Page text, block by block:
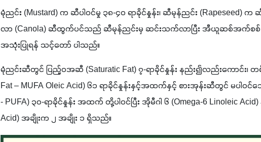
မုံညင်း (Mustard) က ဆီပါဝင်မှု ၃၈-၄၀ ရာခိုင်နှုန်း၊ ဆီမုန်ညင်း (Rapeseed)
လာ (Canola) ဆီထွက်ပင်သည် ဆီမုန်ညင်းမှ ဆင်းသက်လာပြီး အီယူဆစ်အက်စစ်
အသုံးပြုရန် သင့်တော် ပါသည်။
မုံညင်းဆီတွင် ပြည့်ဝအဆီ (Saturatic Fat) ၇-ရာခိုင်နှုန်း နည်း၍လည်းကောင်း၊
Fat – MUFA Oleic Acid) ၆၁ ရာခိုင်နှုန်းနှင့်အထက်နှင့် စားအုန်းဆီတွင် မပါဝင်သ
- PUFA) ၃၀-ရာခိုင်နှုန်း အထက် တို့ပါဝင်ပြီး အိုမီဂါ ၆ (Omega-6 Linoleic
Acid) အချိုးက ၂ အချိုး ၁ ရှိသည်။